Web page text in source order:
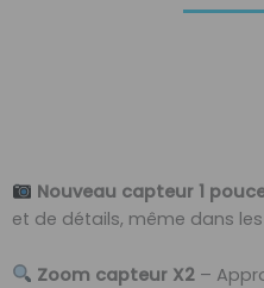
Nouveau capteur 1
et de détails, même dans
Zoom capteur X2–